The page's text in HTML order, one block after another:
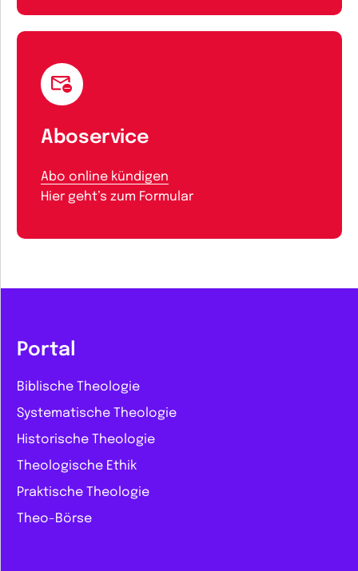
Aboservice
Abo online kündigen
Hier geht’s zum Formular
Portal
Biblische Theologie
Systematische Theologie
Historische Theologie
Theologische Ethik
Praktische Theologie
Theo-Börse